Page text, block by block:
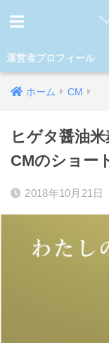
運営者プロフィール
ホーム CM
ヒゲタ醤油
CMのショー
2018年10月21日